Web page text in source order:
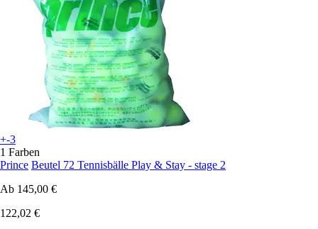
+-3
1 Farben
Prince Beutel 72 Tennisbälle Play & Stay - stage 2
Ab 145,00 €
122,02 €